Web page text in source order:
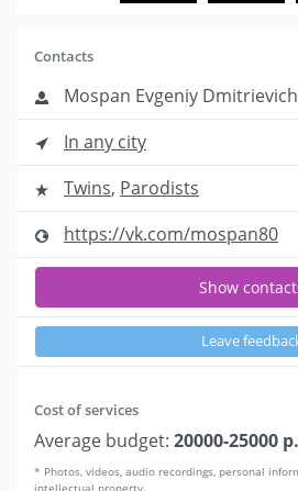
Contacts
Mospan Evgeniy Dmitrievich
In any city
Twins, Parodists
https://vk.com/mospan80
Show
Leave
Cost of services
Average budget: 20000-25000 р.
* Photos, videos, audio recordings, personal